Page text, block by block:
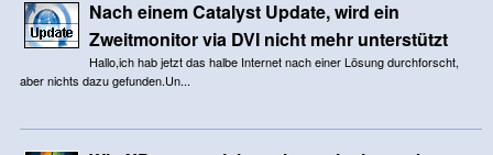
Nach einem Catalyst Update, wird ein
Zweitmonitor via DVI nicht mehr unterstützt
Hallo,ich hab jetzt das halbe Internet nach einer Lösung durchforscht,
aber nichts dazu gefunden.Un...